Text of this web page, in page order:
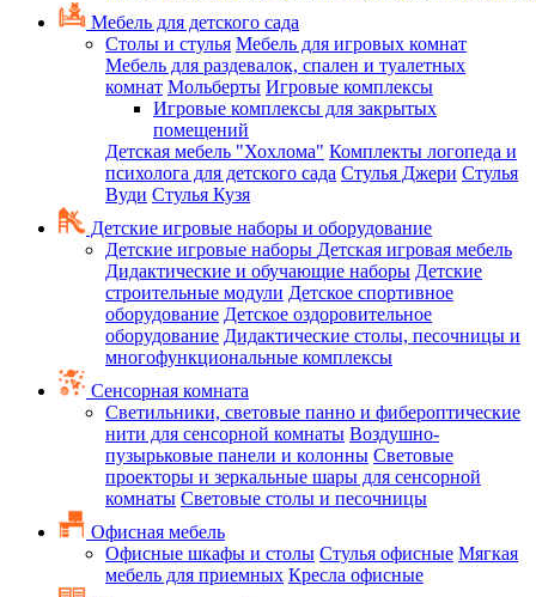
Мебель для детского сада
Столы и стулья Мебель для игровых комнат
Мебель для раздевалок, спален и туалетных
комнат Мольберты Игровые комплексы
Игровые комплексы для закрытых
помещений
Детская мебель "Хохлома" Комплекты логопеда и
психолога для детского сада Стулья Джери Стулья
Вуди Стулья Кузя
Детские игровые наборы и оборудование
Детские игровые наборы Детская игровая мебель
Дидактические и обучающие наборы Детские
строительные модули Детское спортивное
оборудование Детское оздоровительное
оборудование Дидактические столы, песочницы и
многофункциональные комплексы
Сенсорная комната
Светильники, световые панно и фибероптические
нити для сенсорной комнаты Воздушно-
пузырьковые панели и колонны Световые
проекторы и зеркальные шары для сенсорной
комнаты Световые столы и песочницы
Офисная мебель
Офисные шкафы и столы Стулья офисные Мягкая
мебель для приемных Кресла офисные